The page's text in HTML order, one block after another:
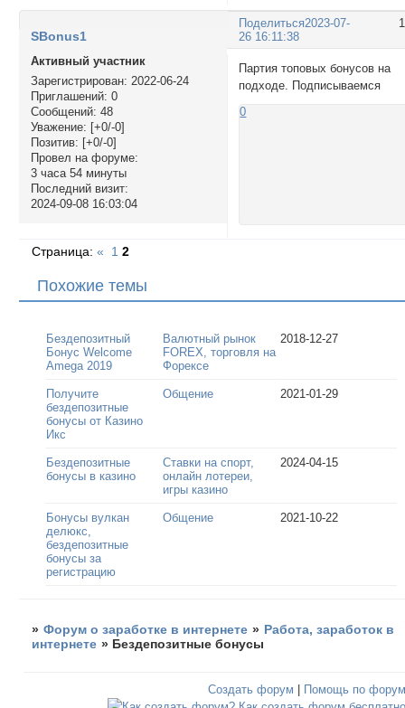
Поделиться2023-07-
26 16:11:38
SBonus1
Активный участник
Зарегистрирован: 2022-06-24
Приглашений: 0
Сообщений: 48
Уважение: [+0/-0]
Позитив: [+0/-0]
Провел на форуме:
3 часа 54 минуты
Последний визит:
2024-09-08 16:03:04
Партия топовых бонусов на
подходе. Подписываемся
0
Страница:« 1 2
Похожие темы
Бездепозитный
Бонус Welcome
Amega 2019
Валютный рынок
FOREX, торговля на
Форексе
2018-12-27
Получите
бездепозитные
бонусы от Казино
Икс
Общение 2021-01-29
Бездепозитные
бонусы в казино
Ставки на спорт,
онлайн лотереи,
игры казино
2024-04-15
Бонусы вулкан
делюкс,
бездепозитные
бонусы за
регистрацию
Общение 2021-10-22
» Форум о заработке в интернете » Работа, заработок в
интернете » Бездепозитные бонусы
Создать форум Помощь по